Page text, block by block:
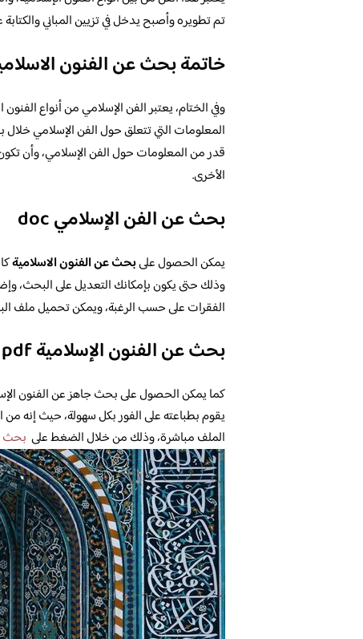
تم تطويره وأصبح يدخل في تزيين المباني
خاتمة بحث عن الفنون
وفي الختام، يعتبر الفن الإسلامي من أنواع
المعلومات التي تتعلق حول الفن الإسلامي
قدر من المعلومات حول الفن الإسلامي، وأن
الأخرى.
بحث عن الفن الإسلامي doc
يمكن الحصول علىبحث عن الفنون الاسلامية
وذلك حتى يكون بإمكانك التعديل على البحث،
الفقرات على حسب الرغبة، ويمكن تحميل ملف
بحث عن الفنون الإسلامية pdf
كما يمكن الحصول على بحث جاهز عن الفنون
يقوم بطباعته على الفور بكل سهولة، حيث إنه
الملف مباشرة، وذلك من خلال الضغط على بحث